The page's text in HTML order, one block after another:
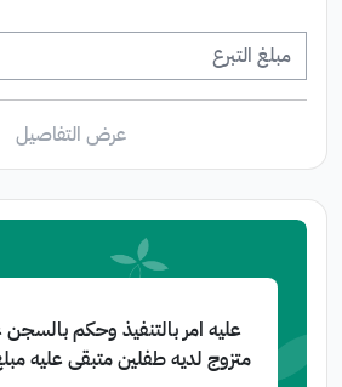
عرض التفاصيل
متزوج لديه طفلين متبقى عليه مبلغ 161597 ﷼